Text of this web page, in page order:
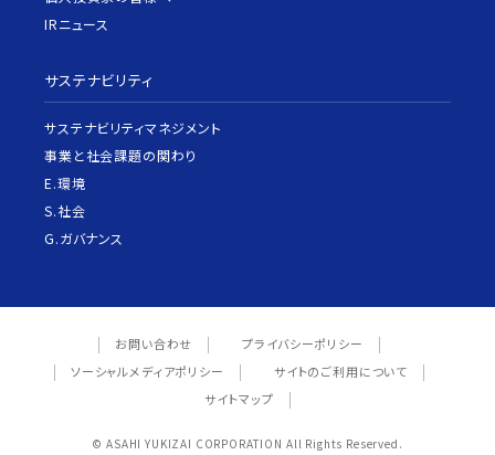
IRニュース
サステナビリティ
サステナビリティマネジメント
事業と社会課題の関わり
E.環境
S.社会
G.ガバナンス
お問い合わせ
プライバシーポリシー
ソーシャルメディアポリシー
サイトのご利用について
サイトマップ
© ASAHI YUKIZAI CORPORATION All Rights Reserved.